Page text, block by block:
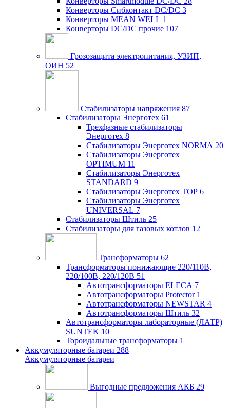
Конверторы Сибконтакт DC/DC 3
Конверторы MEAN WELL 1
Конверторы DC/DC прочие 107
Грозозащита электропитания, УЗИП,
ОИН 52
Стабилизаторы напряжения 87
Стабилизаторы Энерготех 61
Трехфазные стабилизаторы
Энерготех 8
Стабилизаторы Энерготех NORMA 20
Стабилизаторы Энерготех
OPTIMUM 11
Стабилизаторы Энерготех
STANDARD 9
Стабилизаторы Энерготех TOP 6
Стабилизаторы Энерготех
UNIVERSAL 7
Стабилизаторы Штиль 25
Стабилизаторы для газовых котлов 12
Трансформаторы 62
Трансформаторы понижающие 220/110В,
220/100В, 220/120В 51
Автотрансформаторы ELECA 7
Автотрансформаторы Protector 1
Автотрансформаторы NEWSTAR 4
Автотрансформаторы Штиль 32
Автотрансформаторы лабораторные (ЛАТР)
SUNTEK 10
Тороидальные трансформаторы 1
Аккумуляторные батареи 288
Аккумуляторные батареи
Выгодные предложения АКБ 29